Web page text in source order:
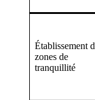
Établissement
zones de
tranquillité